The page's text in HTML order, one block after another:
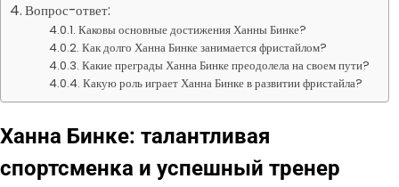
Вопрос-ответ:
Каковы основные достижения Ханны Бинке?
Как долго Ханна Бинке занимается фристайлом?
Какие преграды Ханна Бинке преодолела на своем пути?
Какую роль играет Ханна Бинке в развитии фристайла?
Ханна Бинке: талантливая
спортсменка и успешный тренер